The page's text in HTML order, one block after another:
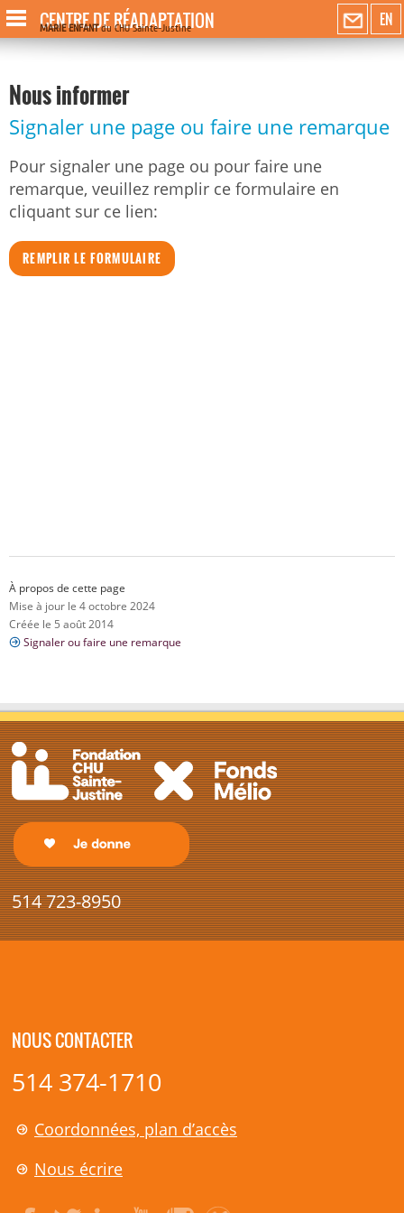
EN
CENTRE DE RÉADAPTATION
MARIE ENFANTdu CHU Sainte-Justine
Nous informer
Signaler une page ou faire une remarque
Pour signaler une page ou pour faire une
remarque, veuillez remplir ce formulaire en
cliquant sur ce lien:
REMPLIR LE FORMULAIRE
À propos de cette page
Mise à jour le 4 octobre 2024
Créée le 5 août 2014
Signaler ou faire une remarque
514 723-8950
NOUS CONTACTER
514 374-1710
Coordonnées, plan d’accès
Nous écrire